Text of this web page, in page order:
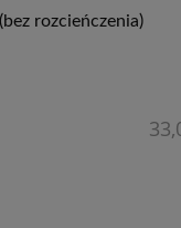
roz­cień­cze­nia)